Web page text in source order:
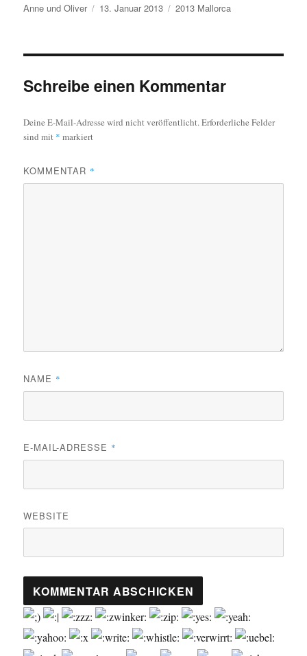
Autor
Anne und Oliver
Veröffentlicht
13. Januar 2013 Kategorien
2013 Mallorca
Schreibe einen Kommentar
Deine E-Mail-Adresse wird nicht veröffentlicht.Erforderliche Felder
sind mit * markiert
KOMMENTAR *
NAME *
E-MAIL-ADRESSE *
WEBSITE